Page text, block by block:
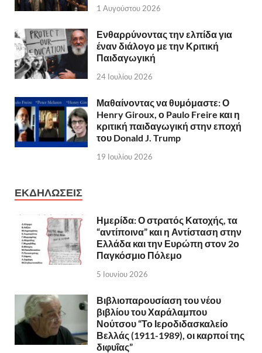
1 Αυγούστου 2026
Ενθαρρύνοντας την ελπίδα για
έναν διάλογο με την Κριτική
Παιδαγωγική
24 Ιουλίου 2026
Μαθαίνοντας να θυμόμαστε: Ο
Henry Giroux, ο Paulo Freire και η
κριτική παιδαγωγική στην εποχή
του Donald J. Trump
19 Ιουλίου 2026
ΕΚΔΗΛΩΣΕΙΣ
Ημερίδα: Ο στρατός Κατοχής, τα
“αντίποινα” και η Αντίσταση στην
Ελλάδα και την Ευρώπη στον 2ο
Παγκόσμιο Πόλεμο
5 Ιουνίου 2026
Βιβλιοπαρουσίαση του νέου
βιβλίου του Χαράλαμπου
Νούτσου “Το Ιεροδιδασκαλείο
Βελλάς (1911-1989), οι καρποί της
διφυΐας”